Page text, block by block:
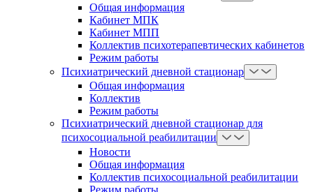
Общая информация
Кабинет МПК
Кабинет МПП
Коллектив психотерапевтических кабинетов
Режим работы
Психиатрический дневной стационар
Общая информация
Коллектив
Режим работы
Психиатрический дневной стационар для
психосоциальной реабилитации
Новости
Общая информация
Коллектив психосоциальной реабилитации
Режим работы